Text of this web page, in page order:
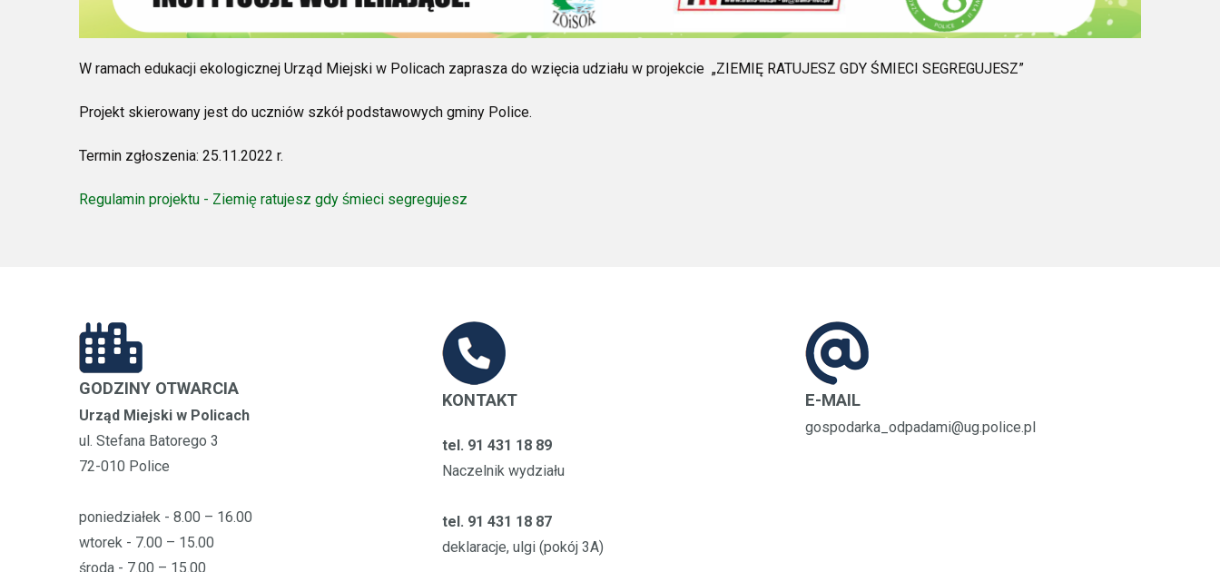
W ramach edukacji ekologicznej Urząd Miejski w Policach zaprasza do wzięcia udziału w projekcie „ZIEMIĘ RATUJESZ GDY ŚMIECI SEGREGUJESZ”
Projekt skierowany jest do uczniów szkół podstawowych gminy Police.
Termin zgłoszenia: 25.11.2022 r.
Regulamin projektu - Ziemię ratujesz gdy śmieci segregujesz
GODZINY OTWARCIA
Urząd Miejski w Policach
ul. Stefana Batorego 3
72-010 Police
poniedziałek - 8.00 – 16.00
wtorek - 7.00 – 15.00
środa - 7.00 – 15.00
KONTAKT
tel. 91 431 18 89
Naczelnik wydziału
tel. 91 431 18 87
deklaracje, ulgi (pokój 3A)
E-MAIL
gospodarka_odpadami@ug.police.pl